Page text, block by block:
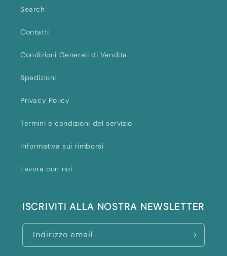
Search
Contatti
Condizioni Generali di Vendita
Spedizioni
Privacy Policy
Termini e condizioni del servizio
Informativa sui rimborsi
Lavora con noi
ISCRIVITI ALLA NOSTRA NEWSLETTER
Indirizzo email